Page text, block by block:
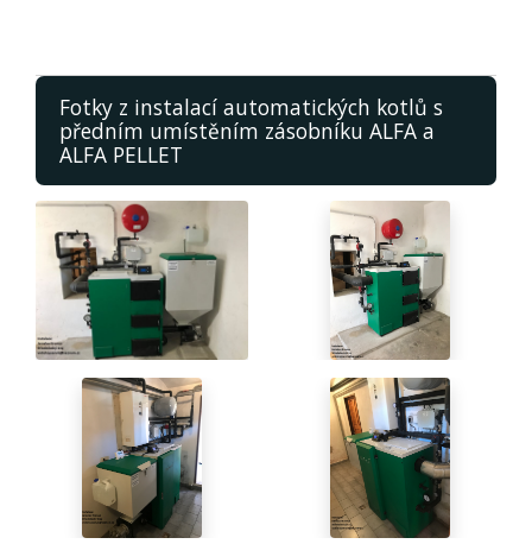
Fotky z instalací automatických kotlů s
předním umístěním zásobníku ALFA a
ALFA PELLET